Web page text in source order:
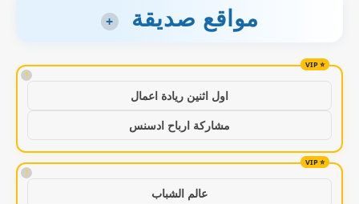
مواقع صديقة +
!
اول اثنين ريادة اعمال
مشاركة ارباح ادسنس
!
عالم الشباب